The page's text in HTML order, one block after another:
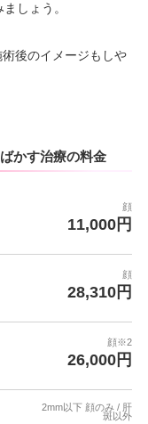
しょう。
後のイメージもしや
かす治療の料金
顔
11,000円
顔
28,310円
顔※2
26,000円
2mm以下 顔のみ / 肝
斑以外